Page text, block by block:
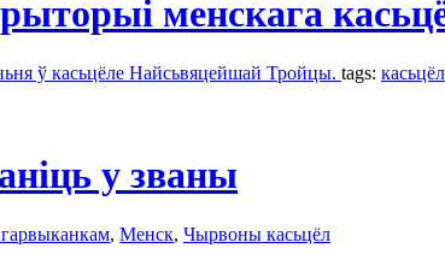
менскага
ў касьцёле Найсьвяцейшай Тройцы. tags: касьцёл
у званы
, Менск, Чырвоны касьцёл